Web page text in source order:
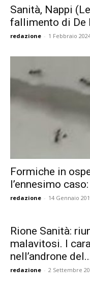
Sanità, Nappi
fallimento di De
redazione - 1 Febbraio
Formiche in
l’ennesimo
redazione - 14 Gennaio
Rione Sanità:
malavitosi. I
nell’androne
redazione - 2 Settembre